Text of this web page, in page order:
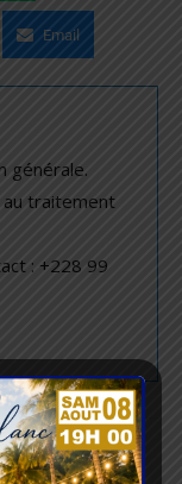
Email
générale.
au traitement
: +228 99